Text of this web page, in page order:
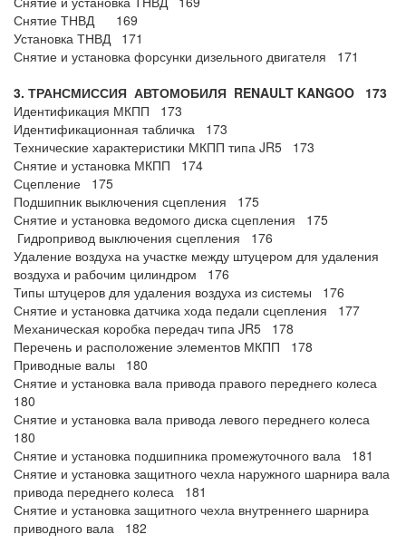
Снятие ТНВД 169
Установка ТНВД 171
Снятие и установка форсунки дизельного двигателя 171
3. ТРАНСМИССИЯ АВТОМОБИЛЯ RENAULT KANGOO 173
Идентификация МКПП 173
Идентификационная табличка 173
Технические характеристики МКПП типа JR5 173
Снятие и установка МКПП 174
Сцепление 175
Подшипник выключения сцепления 175
Снятие и установка ведомого диска сцепления 175
Гидропривод выключения сцепления 176
Удаление воздуха на участке между штуцером для удаления
воздуха и рабочим цилиндром 176
Типы штуцеров для удаления воздуха из системы 176
Снятие и установка датчика хода педали сцепления 177
Механическая коробка передач типа JR5 178
Перечень и расположение элементов МКПП 178
Приводные валы 180
Снятие и установка вала привода правого переднего колеса
180
Снятие и установка вала привода левого переднего колеса
180
Снятие и установка подшипника промежуточного вала 181
Снятие и установка защитного чехла наружного шарнира вала
привода переднего колеса 181
Снятие и установка защитного чехла внутреннего шарнира
приводного вала 182